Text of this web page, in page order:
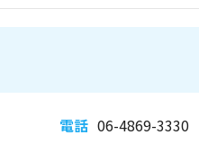
電話 06-4869-3330